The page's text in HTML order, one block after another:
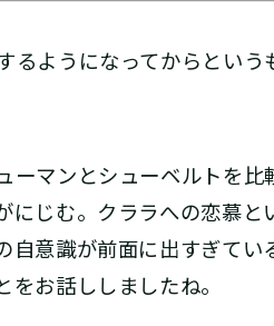
ようになってからとい
マンとシューベルトを
にじむ。クララへの恋慕
自意識が前面に出すぎて
お話ししましたね。